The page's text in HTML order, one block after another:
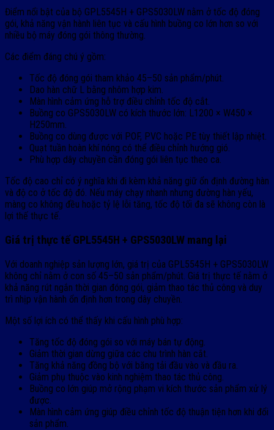
Điểm nổi bật của bộ GPL5545H + GPS5030LW nằm ở tốc độ đóng
gói, khả năng vận hành liên tục và cấu hình buồng co lớn hơn so với
nhiều bộ máy đóng gói thông thường.
Các điểm đáng chú ý gồm:
Tốc độ đóng gói tham khảo 45–50 sản phẩm/phút.
Dao hàn chữ L bằng nhôm hợp kim.
Màn hình cảm ứng hỗ trợ điều chỉnh tốc độ cắt.
Buồng co GPS5030LW có kích thước lớn: L1200 × W450 ×
H250mm.
Buồng co dùng được với POF, PVC hoặc PE tùy thiết lập nhiệt.
Quạt tuần hoàn khí nóng có thể điều chỉnh hướng gió.
Phù hợp dây chuyền cần đóng gói liên tục theo ca.
Tốc độ cao chỉ có ý nghĩa khi đi kèm khả năng giữ ổn định đường hàn
và độ co ở tốc độ đó. Nếu máy chạy nhanh nhưng đường hàn yếu,
màng co không đều hoặc tỷ lệ lỗi tăng, tốc độ tối đa sẽ không còn là
lợi thế thực tế.
Giá trị thực tế GPL5545H + GPS5030LW mang lại
Với doanh nghiệp sản lượng lớn, giá trị của GPL5545H + GPS5030LW
không chỉ nằm ở con số 45–50 sản phẩm/phút. Giá trị thực tế nằm ở
khả năng rút ngắn thời gian đóng gói, giảm thao tác thủ công và duy
trì nhịp vận hành ổn định hơn trong dây chuyền.
Một số lợi ích có thể thấy khi cấu hình phù hợp:
Tăng tốc độ đóng gói so với máy bán tự động.
Giảm thời gian dừng giữa các chu trình hàn cắt.
Tăng khả năng đồng bộ với băng tải đầu vào và đầu ra.
Giảm phụ thuộc vào kinh nghiệm thao tác thủ công.
Buồng co lớn giúp mở rộng phạm vi kích thước sản phẩm xử lý
được.
Màn hình cảm ứng giúp điều chỉnh tốc độ thuận tiện hơn khi đổi
sản phẩm.